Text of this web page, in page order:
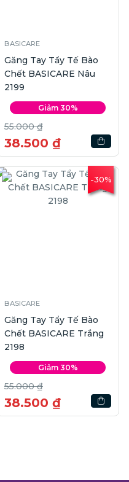
BASICARE
Găng Tay Tẩy Tế Bào
Chết BASICARE Nâu
2199
Giảm 30%
55.000 ₫
38.500 ₫
-30%
BASICARE
Găng Tay Tẩy Tế Bào
Chết BASICARE Trắng
2198
Giảm 30%
55.000 ₫
38.500 ₫